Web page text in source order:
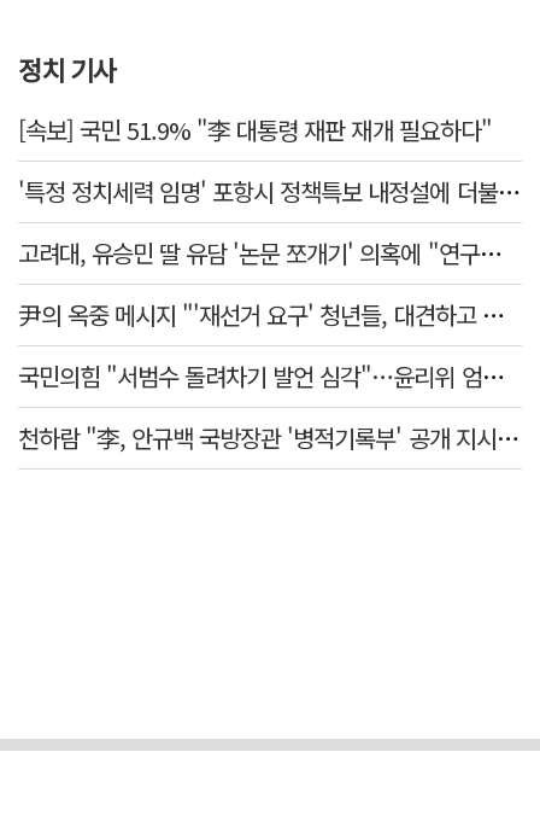
정치 기사
[속보] 국민 51.9% "李 대통령 재판 재개 필요하다"
'특정 정치세력 임명' 포항시 정책특보 내정설에 더불어민주당 반발나서
고려대, 유승민 딸 유담 '논문 쪼개기' 의혹에 "연구부정행위 아냐"
尹의 옥중 메시지 "'재선거 요구' 청년들, 대견하고 믿음직해"
국민의힘 "서범수 돌려차기 발언 심각"…윤리위 엄중 조치 의견 모아
천하람 "李, 안규백 국방장관 '병적기록부' 공개 지시해야"